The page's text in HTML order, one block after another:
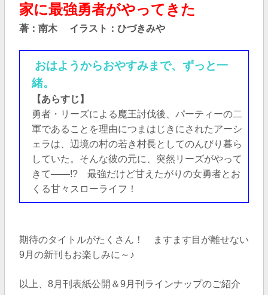
家に最強勇者がやってきた
著：南木 イラスト：ひづきみや
おはようからおやすみまで、ずっと一
緒。
【あらすじ】
勇者・リーズによる魔王討伐後、パーティーの二
軍であることを理由につまはじきにされたアーシ
ェラは、辺境の村の若き村長としてのんびり暮ら
していた。そんな彼の元に、突然リーズがやって
きて――!? 最強だけど甘えたがりの女勇者とお
くる甘々スローライフ！
期待のタイトルがたくさん！ ますます目が離せない
9月の新刊もお楽しみに～♪
以上、8月刊表紙公開＆9月刊ラインナップのご紹介